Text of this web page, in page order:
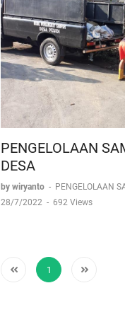
PENGELOLAAN
DESA
by wiryanto - PENGELOLAAN
28/7/2022 - 692 Views
1